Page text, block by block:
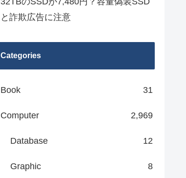
と詐欺広告に注意
Categories
Book 31
Computer 2,969
Database 12
Graphic 8